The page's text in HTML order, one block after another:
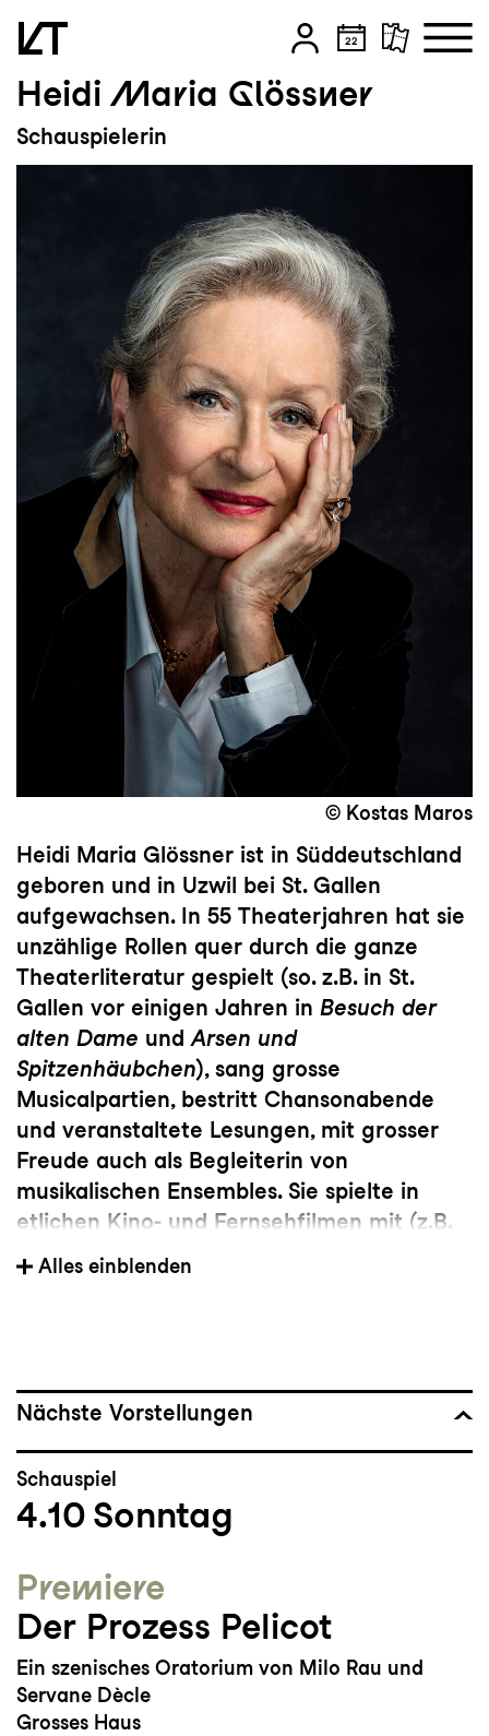
Zum Hauptinhalt springen
Zum Footer springen
Heidi Maria Glössner
Schauspielerin
© Kostas Maros
Heidi Maria Glössner ist in Süddeutschland
geboren und in Uzwil bei St. Gallen
aufgewachsen. In 55 Theaterjahren hat sie
unzählige Rollen quer durch die ganze
Theaterliteratur gespielt (so. z.B. in St.
Gallen vor einigen Jahren in Besuch der
alten Dame undArsen und
Spitzenhäubchen), sang grosse
Musicalpartien, bestritt Chansonabende
und veranstaltete Lesungen, mit grosser
Freude auch als Begleiterin von
musikalischen Ensembles. Sie spielte in
etlichen Kino- und Fernsehfilmen mit (z.B.
im überaus erfolgreichen Film von Bettina
Oberli
Freude vor Jahrzehnten die Kantonsschule
Alles einblenden
Nächste Vorstellungen
Schauspiel
4.10 Sonntag
Premiere
Der Prozess Pelicot
Ein szenisches Oratorium von Milo Rau und
Servane Dècle
Grosses Haus